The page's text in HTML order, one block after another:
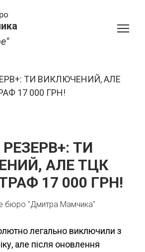
ТИ
АЛЕ ТЦК
17 000 ГРН!
бюро "Дмитра Мамчика"
легально виключили з
але після оновлення